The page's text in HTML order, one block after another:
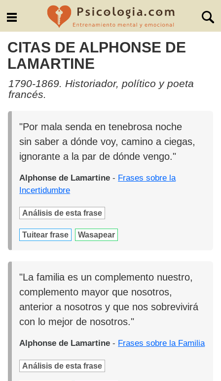
CITAS DE ALPHONSE DE
LAMARTINE
1790-1869. Historiador, político y poeta
francés.
"Por mala senda en tenebrosa noche
sin saber a dónde voy, camino a ciegas,
ignorante a la par de dónde vengo."
Alphonse de Lamartine - Frases sobre la
Incertidumbre
Análisis de esta frase
Tuitear frase Wasapear
"La familia es un complemento nuestro,
complemento mayor que nosotros,
anterior a nosotros y que nos sobrevivirá
con lo mejor de nosotros."
Alphonse de Lamartine - Frases sobre la Familia
Análisis de esta frase